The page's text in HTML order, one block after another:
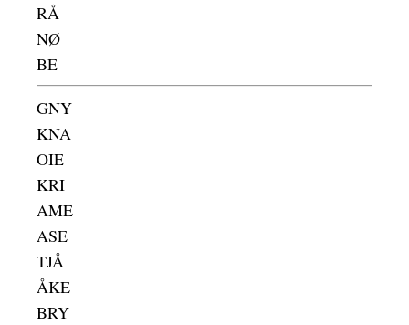
RÅ
NØ
BE
GNY
KNA
OIE
KRI
AME
ASE
TJÅ
ÅKE
BRY